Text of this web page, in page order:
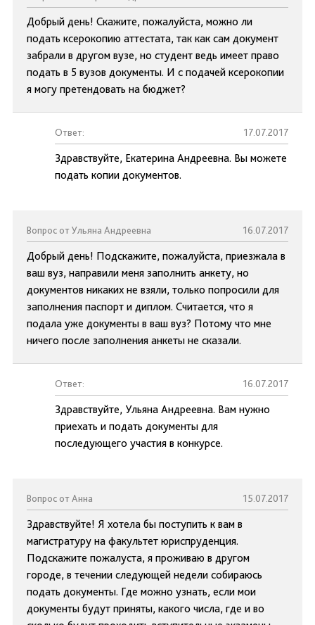
Добрый день! Скажите, пожалуйста, можно ли
подать ксерокопию аттестата, так как сам документ
забрали в другом вузе, но студент ведь имеет право
подать в 5 вузов документы. И с подачей ксерокопии
я могу претендовать на бюджет?
Ответ: 17.07.2017
Здравствуйте, Екатерина Андреевна. Вы можете
подать копии документов.
Вопрос от Ульяна Андреевна 16.07.2017
Добрый день! Подскажите, пожалуйста, приезжала в
ваш вуз, направили меня заполнить анкету, но
документов никаких не взяли, только попросили для
заполнения паспорт и диплом. Считается, что я
подала уже документы в ваш вуз? Потому что мне
ничего после заполнения анкеты не сказали.
Ответ: 16.07.2017
Здравствуйте, Ульяна Андреевна. Вам нужно
приехать и подать документы для
последующего участия в конкурсе.
Вопрос от Анна 15.07.2017
Здравствуйте! Я хотела бы поступить к вам в
магистратуру на факультет юриспруденция.
Подскажите пожалуста, я проживаю в другом
городе, в течении следующей недели собираюсь
подать документы. Где можно узнать, если мои
документы будут приняты, какого числа, где и во